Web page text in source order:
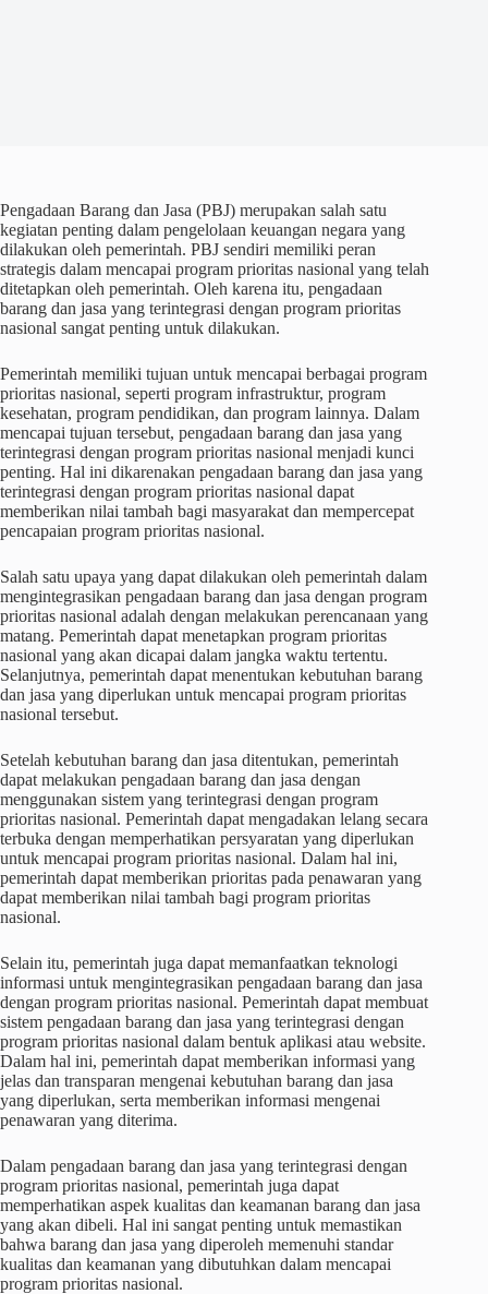
Pengadaan Barang dan Jasa (PBJ) merupakan salah satu
kegiatan penting dalam pengelolaan keuangan negara yang
dilakukan oleh pemerintah. PBJ sendiri memiliki peran
strategis dalam mencapai program prioritas nasional yang telah
ditetapkan oleh pemerintah. Oleh karena itu, pengadaan
barang dan jasa yang terintegrasi dengan program prioritas
nasional sangat penting untuk dilakukan.
Pemerintah memiliki tujuan untuk mencapai berbagai program
prioritas nasional, seperti program infrastruktur, program
kesehatan, program pendidikan, dan program lainnya. Dalam
mencapai tujuan tersebut, pengadaan barang dan jasa yang
terintegrasi dengan program prioritas nasional menjadi kunci
penting. Hal ini dikarenakan pengadaan barang dan jasa yang
terintegrasi dengan program prioritas nasional dapat
memberikan nilai tambah bagi masyarakat dan mempercepat
pencapaian program prioritas nasional.
Salah satu upaya yang dapat dilakukan oleh pemerintah dalam
mengintegrasikan pengadaan barang dan jasa dengan program
prioritas nasional adalah dengan melakukan perencanaan yang
matang. Pemerintah dapat menetapkan program prioritas
nasional yang akan dicapai dalam jangka waktu tertentu.
Selanjutnya, pemerintah dapat menentukan kebutuhan barang
dan jasa yang diperlukan untuk mencapai program prioritas
nasional tersebut.
Setelah kebutuhan barang dan jasa ditentukan, pemerintah
dapat melakukan pengadaan barang dan jasa dengan
menggunakan sistem yang terintegrasi dengan program
prioritas nasional. Pemerintah dapat mengadakan lelang secara
terbuka dengan memperhatikan persyaratan yang diperlukan
untuk mencapai program prioritas nasional. Dalam hal ini,
pemerintah dapat memberikan prioritas pada penawaran yang
dapat memberikan nilai tambah bagi program prioritas
nasional.
Selain itu, pemerintah juga dapat memanfaatkan teknologi
informasi untuk mengintegrasikan pengadaan barang dan jasa
dengan program prioritas nasional. Pemerintah dapat membuat
sistem pengadaan barang dan jasa yang terintegrasi dengan
program prioritas nasional dalam bentuk aplikasi atau website.
Dalam hal ini, pemerintah dapat memberikan informasi yang
jelas dan transparan mengenai kebutuhan barang dan jasa
yang diperlukan, serta memberikan informasi mengenai
penawaran yang diterima.
Dalam pengadaan barang dan jasa yang terintegrasi dengan
program prioritas nasional, pemerintah juga dapat
memperhatikan aspek kualitas dan keamanan barang dan jasa
yang akan dibeli. Hal ini sangat penting untuk memastikan
bahwa barang dan jasa yang diperoleh memenuhi standar
kualitas dan keamanan yang dibutuhkan dalam mencapai
program prioritas nasional.